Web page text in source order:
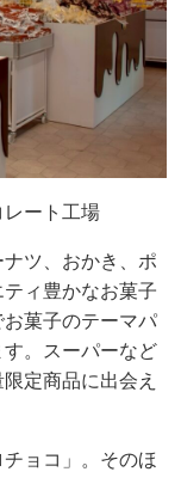
ート工場
ツ、おかき、ポ
ィ豊かなお菓子
菓子のテーマパ
。スーパーなど
定商品に出会え
ョコ」。そのほ